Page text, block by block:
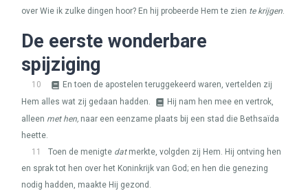
over Wie ik zulke dingen hoor? En hij probeerde Hem te zien te krijgen.
De eerste wonderbare
spijziging
10
En toen de apostelen teruggekeerd waren, vertelden zij
Hem alles wat zij gedaan hadden.
Hij nam hen mee en vertrok,
alleen met hen, naar een eenzame plaats bij een stad die Bethsaïda
heette.
11
Toen de menigte datmerkte, volgden zij Hem. Hij ontving hen
en sprak tot hen over het Koninkrijk van God; en hen die genezing
nodig hadden, maakte Hij gezond.